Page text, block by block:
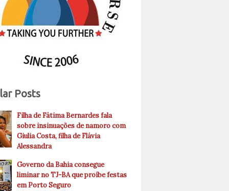
Posts
Filha de Fátima Bernardes fala
sobre insinuações de namoro com
Giulia Costa, filha de Flávia
Alessandra
Governo da Bahia consegue
liminar no TJ-BA que proíbe festas
em Porto Seguro